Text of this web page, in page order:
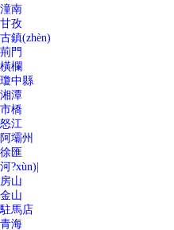
潼南
甘孜
古鎮(zhèn)
荊門
橫欄
瓊中縣
湘潭
市橋
怒江
阿壩州
徐匯
河?xùn)|
房山
金山
駐馬店
青海